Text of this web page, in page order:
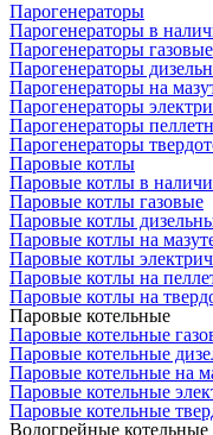
Парогенераторы
Парогенераторы в
Парогенераторы газовые
Парогенераторы
Парогенераторы на
Парогенераторы
Парогенераторы
Парогенераторы
Паровые котлы
Паровые котлы в
Паровые котлы газовые
Паровые котлы
Паровые котлы на
Паровые котлы
Паровые котлы на
Паровые котлы на
Паровые котельные
Паровые котельные
Паровые котельные
Паровые котельные на
Паровые котельные
Паровые котельные
Водогрейные